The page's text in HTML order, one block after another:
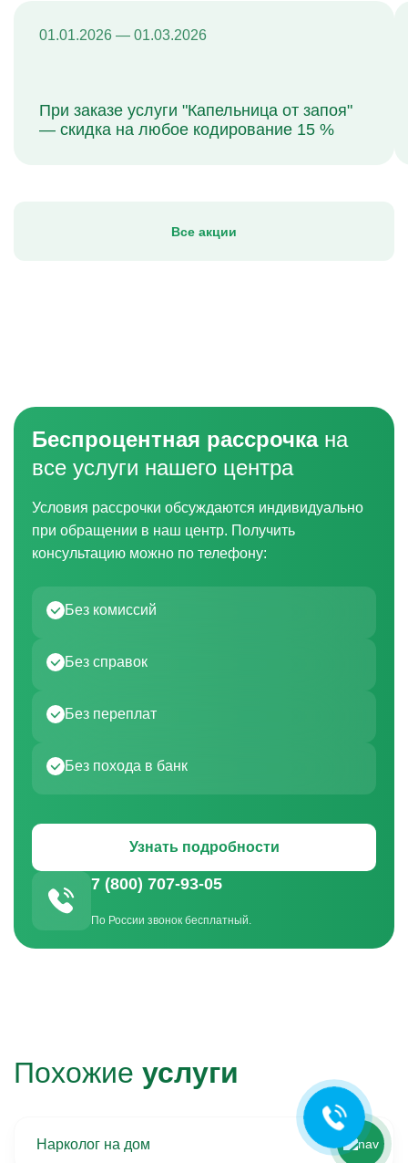
01.01.2026 — 01.03.2026
При заказе услуги "Капельница от запоя"
— скидка на любое кодирование 15 %
Все акции
Беспроцентная рассрочкана
все услуги нашего центра
Условия рассрочки обсуждаются индивидуально
при обращении в наш центр. Получить
консультацию можно по телефону:
Узнать подробности
7 (800) 707-93-05
По России звонок бесплатный.
Без комиссий
Без справок
Без переплат
Без похода в банк
Похожие услуги
Нарколог на дом